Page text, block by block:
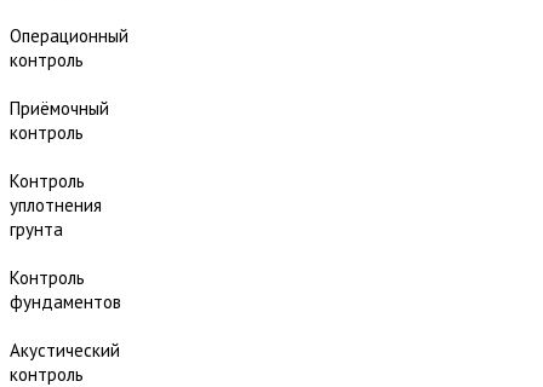
Операционный
контроль
Приёмочный
контроль
Контроль
уплотнения
грунта
Контроль
фундаментов
Акустический
контроль